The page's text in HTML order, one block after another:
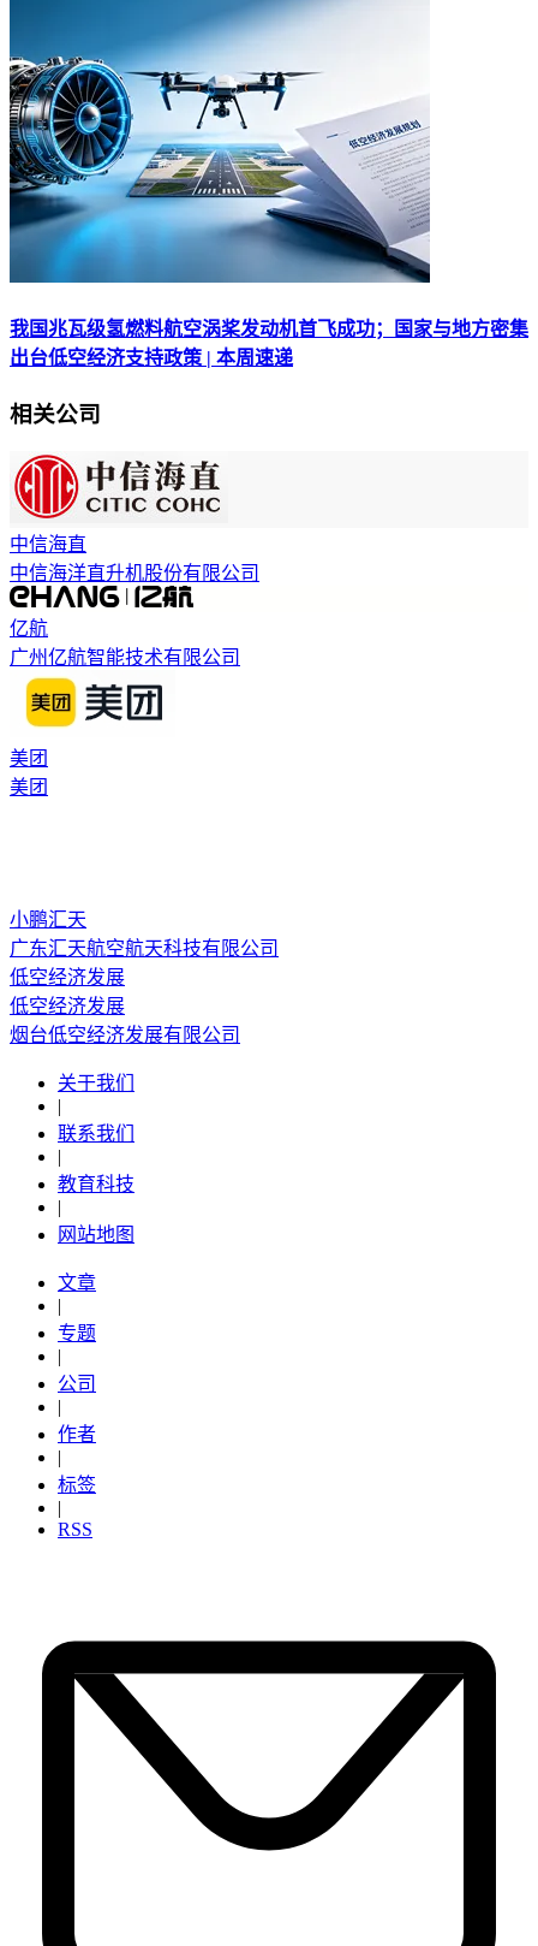
我国兆瓦级氢燃料航空涡桨发动机首飞成功；国家与地方密集
出台低空经济支持政策 | 本周速递
相关公司
中信海直
中信海洋直升机股份有限公司
亿航
广州亿航智能技术有限公司
美团
美团
小鹏汇天
广东汇天航空航天科技有限公司
低空经济发展
低空经济发展
烟台低空经济发展有限公司
关于我们
|
联系我们
|
教育科技
|
网站地图
文章
|
专题
|
公司
|
作者
|
标签
|
RSS